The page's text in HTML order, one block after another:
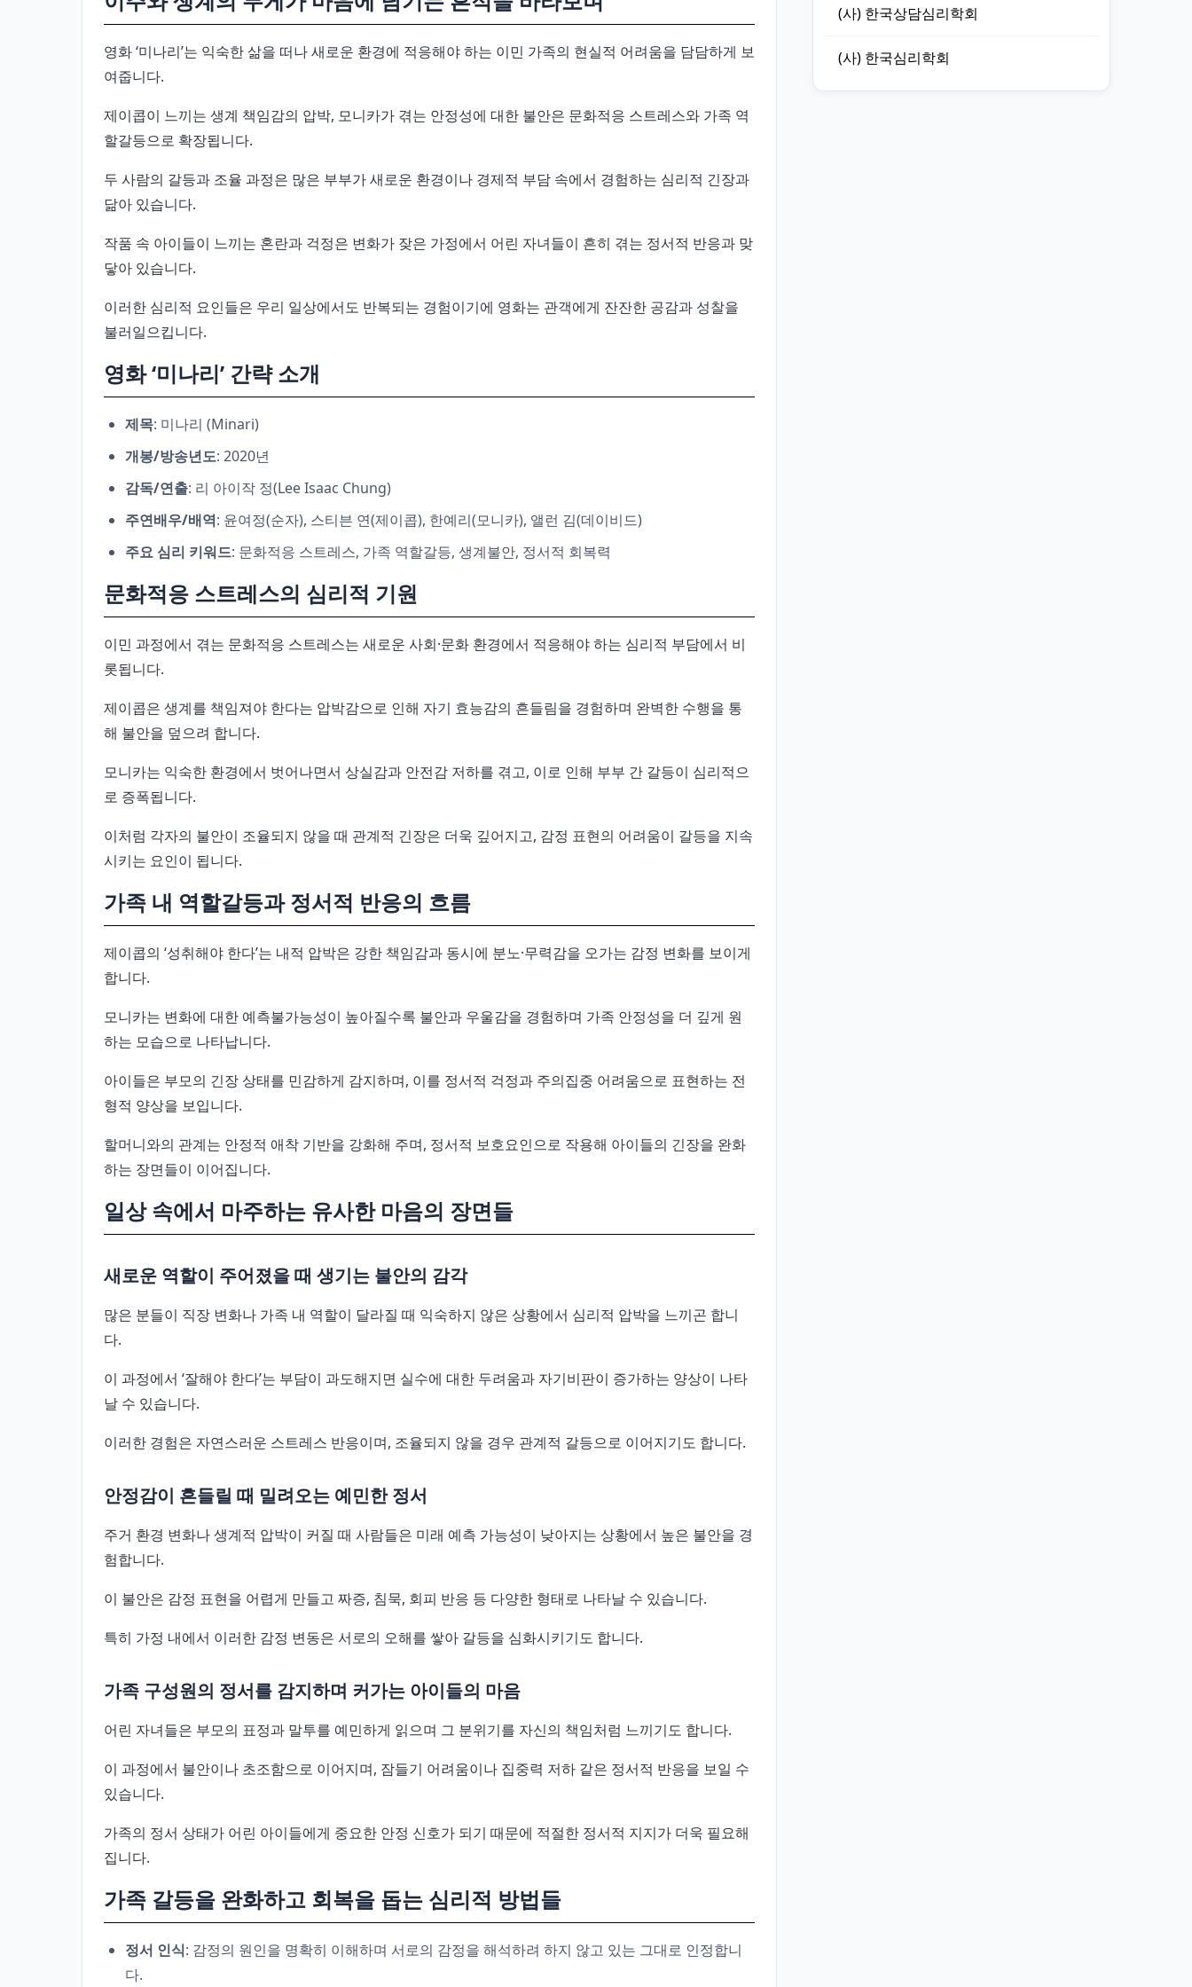
영화 ‘미나리’는 익숙한 삶을 떠나 새로운 환경에 적응해야 하는 이민 가족의 현실적 어려움을 담담하게 보
여줍니다.
제이콥이 느끼는 생계 책임감의 압박, 모니카가 겪는 안정성에 대한 불안은 문화적응 스트레스와 가족 역
할갈등으로 확장됩니다.
두 사람의 갈등과 조율 과정은 많은 부부가 새로운 환경이나 경제적 부담 속에서 경험하는 심리적 긴장과
닮아 있습니다.
작품 속 아이들이 느끼는 혼란과 걱정은 변화가 잦은 가정에서 어린 자녀들이 흔히 겪는 정서적 반응과 맞
닿아 있습니다.
이러한 심리적 요인들은 우리 일상에서도 반복되는 경험이기에 영화는 관객에게 잔잔한 공감과 성찰을
불러일으킵니다.
영화 ‘미나리’ 간략 소개
제목: 미나리 (Minari)
개봉/방송년도: 2020년
감독/연출: 리 아이작 정(Lee Isaac Chung)
주연배우/배역: 윤여정(순자), 스티븐 연(제이콥), 한예리(모니카), 앨런 김(데이비드)
주요 심리 키워드: 문화적응 스트레스, 가족 역할갈등, 생계불안, 정서적 회복력
문화적응 스트레스의 심리적 기원
이민 과정에서 겪는 문화적응 스트레스는 새로운 사회·문화 환경에서 적응해야 하는 심리적 부담에서 비
롯됩니다.
제이콥은 생계를 책임져야 한다는 압박감으로 인해 자기 효능감의 흔들림을 경험하며 완벽한 수행을 통
해 불안을 덮으려 합니다.
모니카는 익숙한 환경에서 벗어나면서 상실감과 안전감 저하를 겪고, 이로 인해 부부 간 갈등이 심리적으
로 증폭됩니다.
이처럼 각자의 불안이 조율되지 않을 때 관계적 긴장은 더욱 깊어지고, 감정 표현의 어려움이 갈등을 지속
시키는 요인이 됩니다.
가족 내 역할갈등과 정서적 반응의 흐름
제이콥의 ‘성취해야 한다’는 내적 압박은 강한 책임감과 동시에 분노·무력감을 오가는 감정 변화를 보이게
합니다.
모니카는 변화에 대한 예측불가능성이 높아질수록 불안과 우울감을 경험하며 가족 안정성을 더 깊게 원
하는 모습으로 나타납니다.
아이들은 부모의 긴장 상태를 민감하게 감지하며, 이를 정서적 걱정과 주의집중 어려움으로 표현하는 전
형적 양상을 보입니다.
할머니와의 관계는 안정적 애착 기반을 강화해 주며, 정서적 보호요인으로 작용해 아이들의 긴장을 완화
하는 장면들이 이어집니다.
일상 속에서 마주하는 유사한 마음의 장면들
새로운 역할이 주어졌을 때 생기는 불안의 감각
많은 분들이 직장 변화나 가족 내 역할이 달라질 때 익숙하지 않은 상황에서 심리적 압박을 느끼곤 합니
다.
이 과정에서 ‘잘해야 한다’는 부담이 과도해지면 실수에 대한 두려움과 자기비판이 증가하는 양상이 나타
날 수 있습니다.
이러한 경험은 자연스러운 스트레스 반응이며, 조율되지 않을 경우 관계적 갈등으로 이어지기도 합니다.
안정감이 흔들릴 때 밀려오는 예민한 정서
주거 환경 변화나 생계적 압박이 커질 때 사람들은 미래 예측 가능성이 낮아지는 상황에서 높은 불안을 경
험합니다.
이 불안은 감정 표현을 어렵게 만들고 짜증, 침묵, 회피 반응 등 다양한 형태로 나타날 수 있습니다.
특히 가정 내에서 이러한 감정 변동은 서로의 오해를 쌓아 갈등을 심화시키기도 합니다.
가족 구성원의 정서를 감지하며 커가는 아이들의 마음
어린 자녀들은 부모의 표정과 말투를 예민하게 읽으며 그 분위기를 자신의 책임처럼 느끼기도 합니다.
이 과정에서 불안이나 초조함으로 이어지며, 잠들기 어려움이나 집중력 저하 같은 정서적 반응을 보일 수
있습니다.
가족의 정서 상태가 어린 아이들에게 중요한 안정 신호가 되기 때문에 적절한 정서적 지지가 더욱 필요해
집니다.
가족 갈등을 완화하고 회복을 돕는 심리적 방법들
정서 인식: 감정의 원인을 명확히 이해하며 서로의 감정을 해석하려 하지 않고 있는 그대로 인정합니
다.
(사) 한국상담심리학회
(사) 한국심리학회